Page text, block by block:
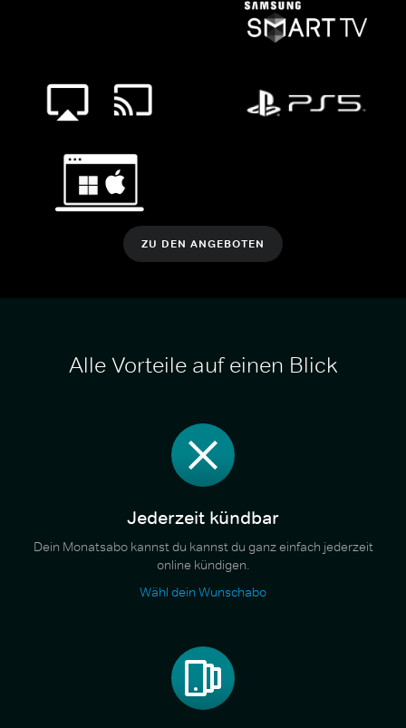
ZU DEN ANGEBOTEN
Alle Vorteile auf einen Blick
Jederzeit kündbar
Dein Monatsabo kannst du kannst du ganz einfach jederzeit
online kündigen.
Wähl dein Wunschabo